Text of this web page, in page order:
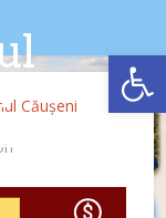
Căușeni